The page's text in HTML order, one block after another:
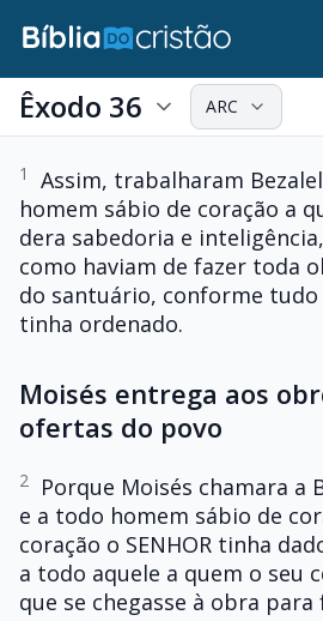
Êxodo 36 ARC
1
Assim, trabalharam
homem sábio de coração a
dera sabedoria e
como haviam de fazer toda
do santuário, conforme tudo
tinha ordenado.
Moisés entrega aos
ofertas do povo
2
Porque Moisés chamara a
e a todo homem sábio de
coração o SENHOR tinha
a todo aquele a quem o seu
que se chegasse à obra para